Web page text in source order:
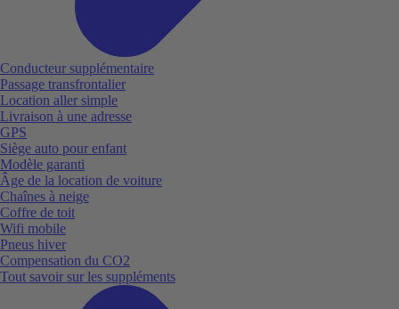
Conducteur supplémentaire
Passage transfrontalier
Location aller simple
Livraison à une adresse
GPS
Siège auto pour enfant
Modèle garanti
Âge de la location de voiture
Chaînes à neige
Coffre de toit
Wifi mobile
Pneus hiver
Compensation du CO2
Tout savoir sur les suppléments